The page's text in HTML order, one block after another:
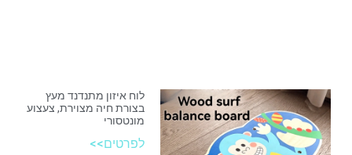
לוח איזון מתנדנד מעץ
בצורת חיה מצוירת, צעצוע
מונטסורי
לפרטים>>